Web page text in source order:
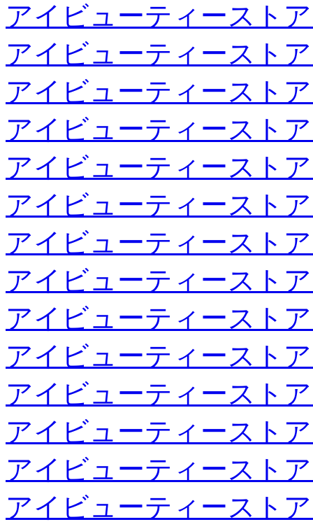
アイビューティースト
アイビューティースト
アイビューティースト
アイビューティースト
アイビューティースト
アイビューティースト
アイビューティースト
アイビューティースト
アイビューティースト
アイビューティースト
アイビューティースト
アイビューティースト
アイビューティースト
アイビューティースト